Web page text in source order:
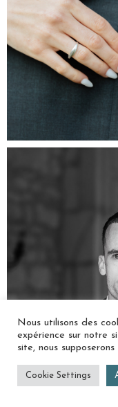
Nous utilisons des
expérience sur notre
site, nous
Cookie Settings